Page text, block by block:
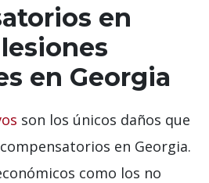
en
en Georgia
son los únicos daños que
en Georgia.
como los no